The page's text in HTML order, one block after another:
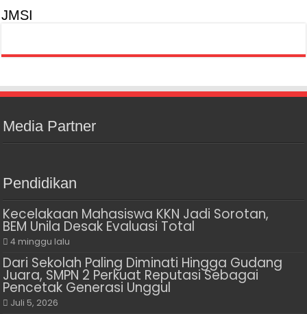
JMSI
Media Partner
Pendidikan
Kecelakaan Mahasiswa KKN Jadi Sorotan,
BEM Unila Desak Evaluasi Total
4 minggu lalu
Dari Sekolah Paling Diminati Hingga Gudang
Juara, SMPN 2 Perkuat Reputasi Sebagai
Pencetak Generasi Unggul
Juli 5, 2026